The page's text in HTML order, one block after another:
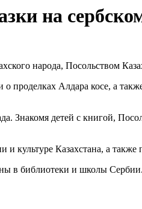
на
народа, Посольством
Алдара косе, а
Знакомя детей с книгой,
культуре Казахстана, а
в библиотеки и школы Сербии.